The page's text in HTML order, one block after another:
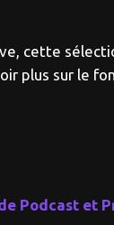
cette
plus sur le
Podcast et